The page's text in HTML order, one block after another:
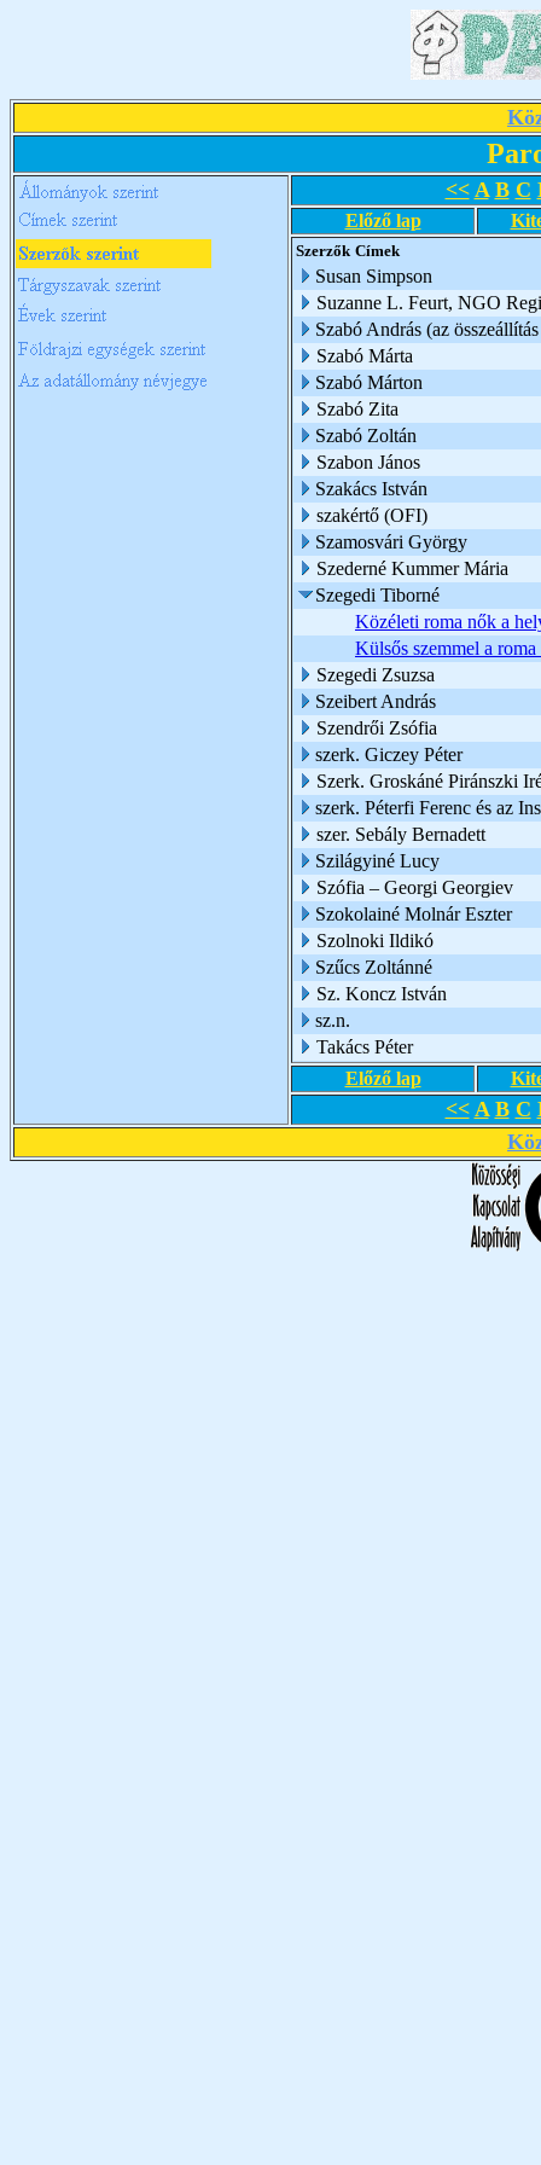
<< A B C
Előző lap
Szerzők Címek
Susan Simpson
Suzanne L. Feurt, NGO
Szabó András (az
Szabó Márta
Szabó Márton
Szabó Zita
Szabó Zoltán
Szabon János
Szakács István
szakértő (OFI)
Szamosvári György
Szederné Kummer Mária
Szegedi Tiborné
Közéleti roma nők a
Külsős szemmel a
Szegedi Zsuzsa
Szeibert András
Szendrői Zsófia
szerk. Giczey Péter
Szerk. Groskáné Piránszki
szerk. Péterfi Ferenc és az
szer. Sebály Bernadett
Szilágyiné Lucy
Szófia – Georgi Georgiev
Szokolainé Molnár Eszter
Szolnoki Ildikó
Szűcs Zoltánné
Sz. Koncz István
sz.n.
Takács Péter
Előző lap
<< A B C